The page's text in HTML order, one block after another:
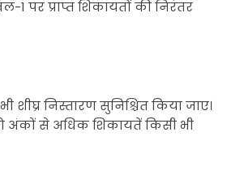
1 पर प्राप्त शिकायतों की निरंतर
निस्तारण सुनिश्चित किया जाए।
अंकों से अधिक शिकायतें किसी भी